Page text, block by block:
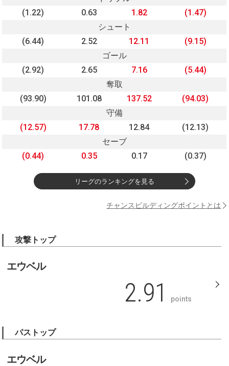
(1.22)
0.63 1.82
(1.47)
シュート
(6.44)
2.52 12.11
(9.15)
ゴール
(2.92)
2.65 7.16
(5.44)
奪取
(93.90)
101.08 137.52
(94.03)
守備
(12.57)
17.78 12.84
(12.13)
セーブ
(0.44)
0.35 0.17 (0.37)
リーグのランキングを見る
チャンスビルディングポイントとは
攻撃トップ
エウベル
2.91 points
パストップ
エウベル